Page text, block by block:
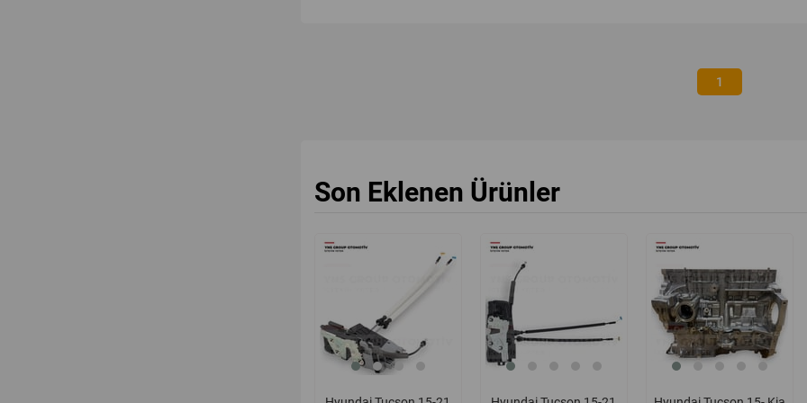
1
Son Eklenen Ürünler
%33
yeni
yeni
ürün
yeni
ürün